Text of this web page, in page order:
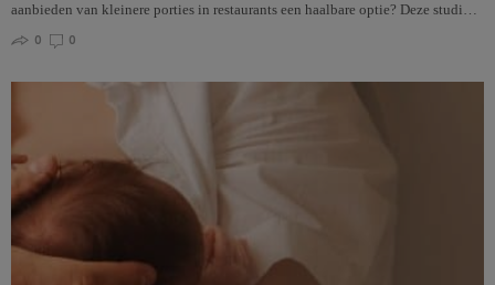
aanbieden van kleinere porties in restaurants een haalbare optie? Deze studi…
0
0